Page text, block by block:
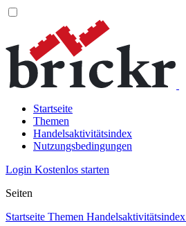
Startseite
Themen
Handelsaktivitätsindex
Nutzungsbedingungen
Login Kostenlos starten
Seiten
Startseite Themen Handelsaktivitätsindex